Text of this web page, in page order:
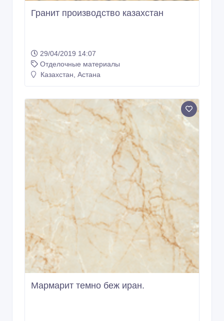
Гранит производство казахстан
29/04/2019 14:07
Отделочные материалы
Казахстан, Астана
Мармарит темно беж иран.